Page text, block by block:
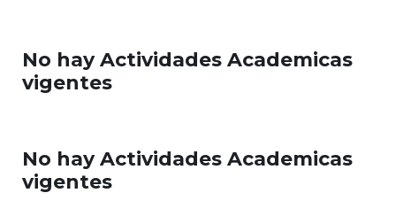
No hay Actividades Academicas
vigentes
No hay Actividades Academicas
vigentes